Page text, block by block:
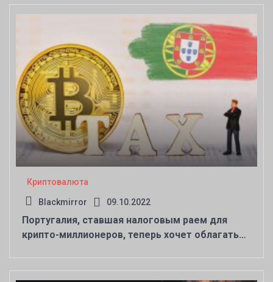
Криптовалюта
Blackmirror 09.10.2022
Португалия, ставшая налоговым раем для
крипто-миллионеров, теперь хочет облагать